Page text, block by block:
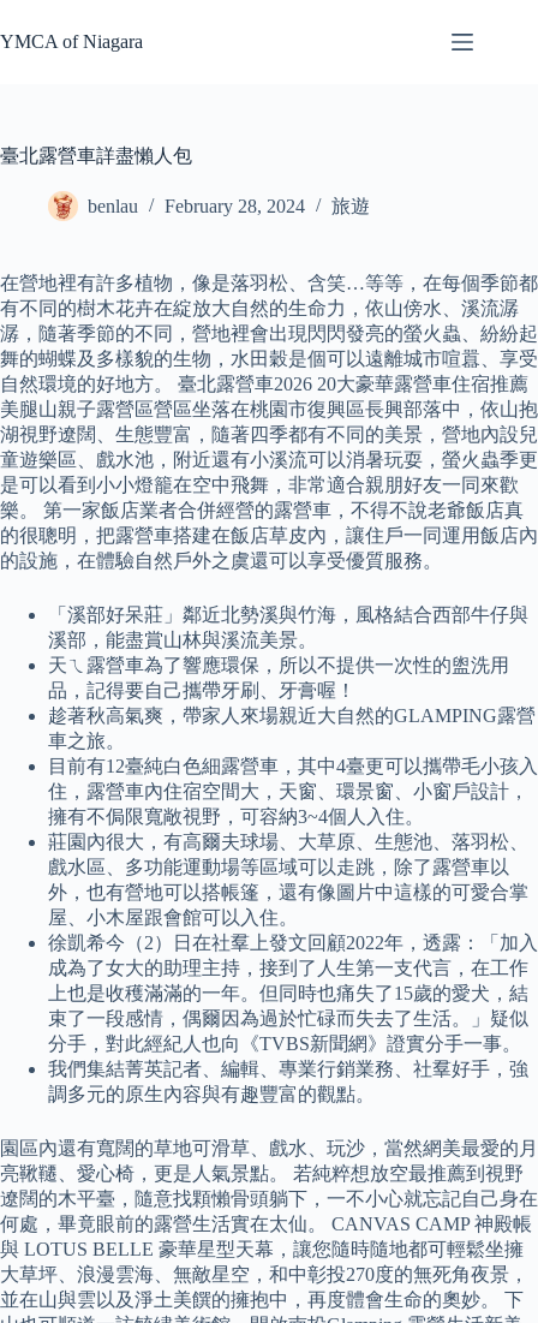
to
content
YMCA of Niagara
臺北露營車詳盡懶人包
benlau February 28, 2024 旅遊
在營地裡有許多植物，像是落羽松、含笑…等等，在每個季節都
有不同的樹木花卉在綻放大自然的生命力，依山傍水、溪流潺
潺，隨著季節的不同，營地裡會出現閃閃發亮的螢火蟲、紛紛起
舞的蝴蝶及多樣貌的生物，水田穀是個可以遠離城市喧囂、享受
自然環境的好地方。 臺北露營車2026 20大豪華露營車住宿推薦
美腿山親子露營區營區坐落在桃園市復興區長興部落中，依山抱
湖視野遼闊、生態豐富，隨著四季都有不同的美景，營地內設兒
童遊樂區、戲水池，附近還有小溪流可以消暑玩耍，螢火蟲季更
是可以看到小小燈籠在空中飛舞，非常適合親朋好友一同來歡
樂。 第一家飯店業者合併經營的露營車，不得不說老爺飯店真
的很聰明，把露營車搭建在飯店草皮內，讓住戶一同運用飯店內
的設施，在體驗自然戶外之虞還可以享受優質服務。
「溪部好呆莊」鄰近北勢溪與竹海，風格結合西部牛仔與
溪部，能盡賞山林與溪流美景。
天ㄟ露營車為了響應環保，所以不提供一次性的盥洗用
品，記得要自己攜帶牙刷、牙膏喔！
趁著秋高氣爽，帶家人來場親近大自然的GLAMPING露營
車之旅。
目前有12臺純白色細露營車，其中4臺更可以攜帶毛小孩入
住，露營車內住宿空間大，天窗、環景窗、小窗戶設計，
擁有不侷限寬敞視野，可容納3~4個人入住。
莊園內很大，有高爾夫球場、大草原、生態池、落羽松、
戲水區、多功能運動場等區域可以走跳，除了露營車以
外，也有營地可以搭帳篷，還有像圖片中這樣的可愛合掌
屋、小木屋跟會館可以入住。
徐凱希今（2）日在社羣上發文回顧2022年，透露：「加入
成為了女大的助理主持，接到了人生第一支代言，在工作
上也是收穫滿滿的一年。但同時也痛失了15歲的愛犬，結
束了一段感情，偶爾因為過於忙碌而失去了生活。」疑似
分手，對此經紀人也向《TVBS新聞網》證實分手一事。
我們集結菁英記者、編輯、專業行銷業務、社羣好手，強
調多元的原生內容與有趣豐富的觀點。
園區內還有寬闊的草地可滑草、戲水、玩沙，當然網美最愛的月
亮鞦韆、愛心椅，更是人氣景點。 若純粹想放空最推薦到視野
遼闊的木平臺，隨意找顆懶骨頭躺下，一不小心就忘記自己身在
何處，畢竟眼前的露營生活實在太仙。 CANVAS CAMP 神殿帳
與 LOTUS BELLE 豪華星型天幕，讓您隨時隨地都可輕鬆坐擁
大草坪、浪漫雲海、無敵星空，和中彰投270度的無死角夜景，
並在山與雲以及淨土美饌的擁抱中，再度體會生命的奧妙。 下